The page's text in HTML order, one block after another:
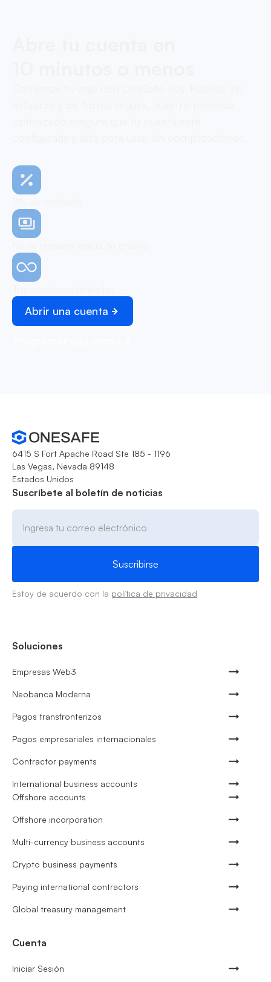
Abrir una cuenta
6415 S Fort Apache Road Ste 185 - 1196
Las Vegas, Nevada 89148
Estados Unidos
Suscríbete al boletín de noticias
Estoy de acuerdo con la política de privacidad
Soluciones
Empresas Web3
Neobanca Moderna
Pagos transfronterizos
Pagos empresariales internacionales
Contractor payments
International business accounts
Offshore accounts
Offshore incorporation
Multi-currency business accounts
Crypto business payments
Paying international contractors
Global treasury management
Cuenta
Iniciar Sesión